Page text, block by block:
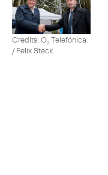
Credits: O2Telefónica
/ Felix Steck